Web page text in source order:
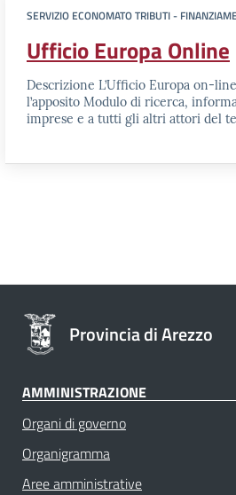
SERVIZIO ECONOMATO TRIBUTI -
Ufficio Europa Online
Descrizione L’Ufficio Europa on-
l’apposito Modulo di ricerca,
imprese e a tutti gli altri attori del
Provincia di Arezzo
AMMINISTRAZIONE
Organi di governo
Organigramma
Aree amministrative